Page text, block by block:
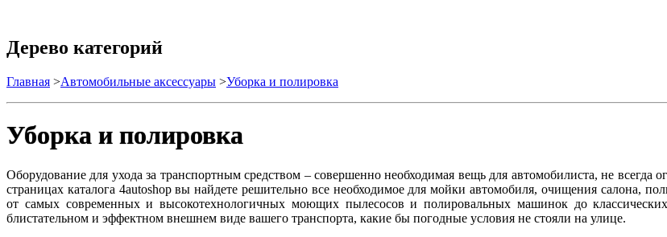
Дерево категорий
Главная >Автомобильные аксессуары >Уборка и полировка
Уборка и полировка
Оборудование для ухода за транспортным средством – совершенно необходимая вещь для автомобилиста, не
страницах каталога 4autoshop вы найдете решительно все необходимое для мойки автомобиля, очищения салона,
от самых современных и высокотехнологичных моющих пылесосов и полировальных машинок до
блистательном и эффектном внешнем виде вашего транспорта, какие бы погодные условия не стояли на улице.